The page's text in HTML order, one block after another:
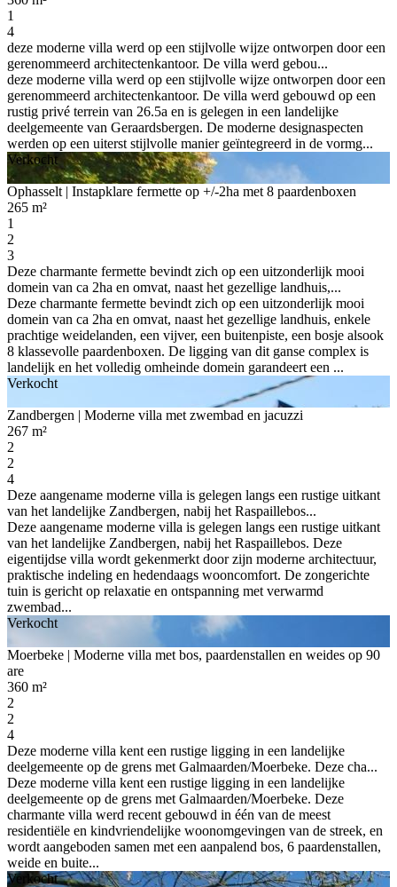
1
4
deze moderne villa werd op een stijlvolle wijze ontworpen door een
gerenommeerd architectenkantoor. De villa werd gebou...
deze moderne villa werd op een stijlvolle wijze ontworpen door een
gerenommeerd architectenkantoor. De villa werd gebouwd op een
rustig privé terrein van 26.5a en is gelegen in een landelijke
deelgemeente van Geraardsbergen. De moderne designaspecten
werden op een uiterst stijlvolle manier geïntegreerd in de vormg...
Verkocht
Ophasselt | Instapklare fermette op +/-2ha met 8 paardenboxen
265 m²
1
2
3
Deze charmante fermette bevindt zich op een uitzonderlijk mooi
domein van ca 2ha en omvat, naast het gezellige landhuis,...
Deze charmante fermette bevindt zich op een uitzonderlijk mooi
domein van ca 2ha en omvat, naast het gezellige landhuis, enkele
prachtige weidelanden, een vijver, een buitenpiste, een bosje alsook
8 klassevolle paardenboxen. De ligging van dit ganse complex is
landelijk en het volledig omheinde domein garandeert een ...
Verkocht
Zandbergen | Moderne villa met zwembad en jacuzzi
267 m²
2
2
4
Deze aangename moderne villa is gelegen langs een rustige uitkant
van het landelijke Zandbergen, nabij het Raspaillebos...
Deze aangename moderne villa is gelegen langs een rustige uitkant
van het landelijke Zandbergen, nabij het Raspaillebos. Deze
eigentijdse villa wordt gekenmerkt door zijn moderne architectuur,
praktische indeling en hedendaags wooncomfort. De zongerichte
tuin is gericht op relaxatie en ontspanning met verwarmd
zwembad...
Verkocht
Moerbeke | Moderne villa met bos, paardenstallen en weides op 90
are
360 m²
2
2
4
Deze moderne villa kent een rustige ligging in een landelijke
deelgemeente op de grens met Galmaarden/Moerbeke. Deze cha...
Deze moderne villa kent een rustige ligging in een landelijke
deelgemeente op de grens met Galmaarden/Moerbeke. Deze
charmante villa werd recent gebouwd in één van de meest
residentiële en kindvriendelijke woonomgevingen van de streek, en
wordt aangeboden samen met een aanpalend bos, 6 paardenstallen,
weide en buite...
Verkocht